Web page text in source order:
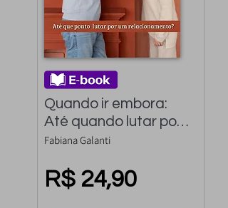
Quando ir embora:
Até quando lutar por
um relacionamento
Fabiana Galanti
R$ 24,90